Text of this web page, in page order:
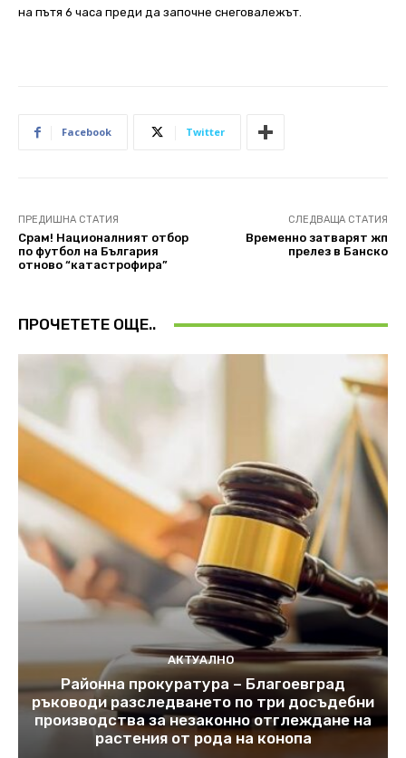
на пътя 6 часа преди да започне снеговалежът.
Facebook Twitter
ПРЕДИШНА СТАТИЯ
Срам! Националният отбор
по футбол на България
отново “катастрофира”
СЛЕДВАЩА СТАТИЯ
Временно затварят жп
прелез в Банско
ПРОЧЕТЕТЕ ОЩЕ..
АКТУАЛНО
Районна прокуратура – Благоевград
ръководи разследването по три досъдебни
производства за незаконно отглеждане на
растения от рода на конопа